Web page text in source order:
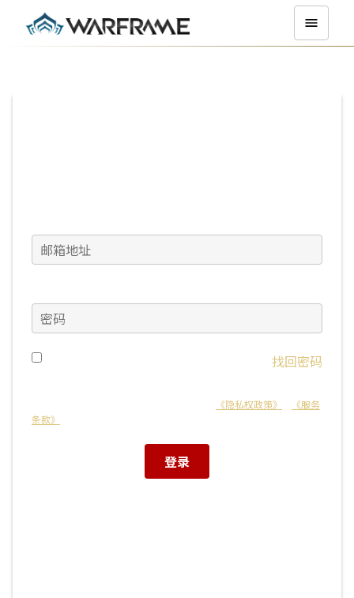
找回密码
《隐私权政策》
《服务
条款》